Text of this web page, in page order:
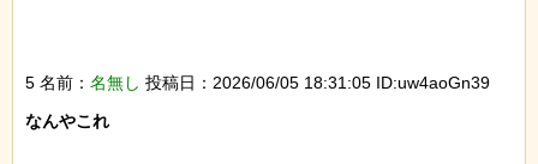
5 名前： 名無し 投稿日：2026/06/05 18:31:05 ID:uw4aoGn39
なんやこれ